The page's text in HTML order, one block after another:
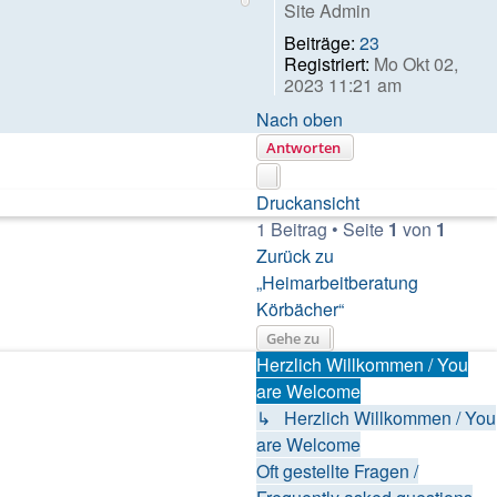
Site Admin
Beiträge: 23
Registriert: Mo Okt 02,
2023 11:21 am
Nach oben
Antworten
Druckansicht
1 Beitrag • Seite 1 von 1
Zurück zu
„Heimarbeitberatung
Körbächer“
Gehe zu
Herzlich Willkommen / You
are Welcome
↳ Herzlich Willkommen / You
are Welcome
Oft gestellte Fragen /